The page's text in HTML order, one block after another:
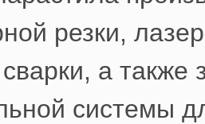
резки,
а также
системы